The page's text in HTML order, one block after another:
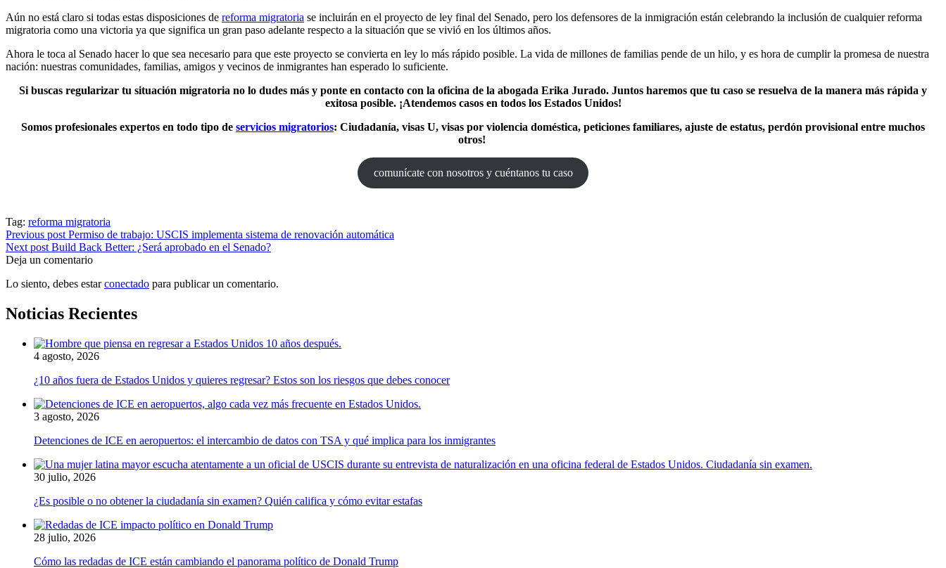
Aún no está claro si todas estas disposiciones de reforma migratoria se incluirán en el proyecto de ley final del Senado, pero los defensores de la inmigración están celebrando la inclusión de cualquier reforma
migratoria como una victoria ya que significa un gran paso adelante respecto a la situación que se vivió en los últimos años.
Ahora le toca al Senado hacer lo que sea necesario para que este proyecto se convierta en ley lo más rápido posible. La vida de millones de familias pende de un hilo, y es hora de cumplir la promesa de nuestra
nación: nuestras comunidades, familias, amigos y vecinos de inmigrantes han esperado lo suficiente.
Si buscas regularizar tu situación migratoria no lo dudes más y ponte en contacto con la oficina de la abogada Erika Jurado. Juntos haremos que tu caso se resuelva de la manera más rápida y
exitosa posible. ¡Atendemos casos en todos los Estados Unidos!
Somos profesionales expertos en todo tipo de servicios migratorios: Ciudadanía, visas U, visas por violencia doméstica, peticiones familiares, ajuste de estatus, perdón provisional entre muchos
otros!
comunícate con nosotros y cuéntanos tu caso
Tag: reforma migratoria
Previous post Permiso de trabajo: USCIS implementa sistema de renovación automática
Next post Build Back Better: ¿Será aprobado en el Senado?
Deja un comentario
Lo siento, debes estarconectado para publicar un comentario.
Noticias Recientes
4 agosto, 2026
¿10 años fuera de Estados Unidos y quieres regresar? Estos son los riesgos que debes conocer
3 agosto, 2026
Detenciones de ICE en aeropuertos: el intercambio de datos con TSA y qué implica para los inmigrantes
30 julio, 2026
¿Es posible o no obtener la ciudadanía sin examen? Quién califica y cómo evitar estafas
28 julio, 2026
Cómo las redadas de ICE están cambiando el panorama político de Donald Trump